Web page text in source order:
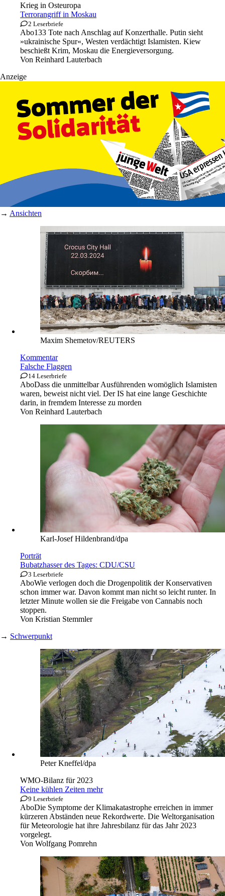
Krieg in Osteuropa
Terrorangriff in Moskau
2 Leserbriefe
Abo133 Tote nach Anschlag auf Konzerthalle. Putin sieht
»ukrainische Spur«, Westen verdächtigt Islamisten. Kiew
beschießt Krim, Moskau die Energieversorgung.
Von Reinhard Lauterbach
Anzeige
→ Ansichten
Maxim Shemetov/REUTERS
Kommentar
Falsche Flaggen
14 Leserbriefe
AboDass die unmittelbar Ausführenden womöglich Islamisten
waren, beweist nicht viel. Der IS hat eine lange Geschichte
darin, in fremdem Interesse zu morden
Von Reinhard Lauterbach
Karl-Josef Hildenbrand/dpa
Porträt
Bubatzhasser des Tages: CDU/CSU
3 Leserbriefe
AboWie verlogen doch die Drogenpolitik der Konservativen
schon immer war. Davon kommt man nicht so leicht runter. In
letzter Minute wollen sie die Freigabe von Cannabis noch
stoppen.
Von Kristian Stemmler
→ Schwerpunkt
Peter Kneffel/dpa
WMO-Bilanz für 2023
Keine kühlen Zeiten mehr
9 Leserbriefe
AboDie Symptome der Klimakatastrophe erreichen in immer
kürzeren Abständen neue Rekordwerte. Die Weltorganisation
für Meteorologie hat ihre Jahresbilanz für das Jahr 2023
vorgelegt.
Von Wolfgang Pomrehn